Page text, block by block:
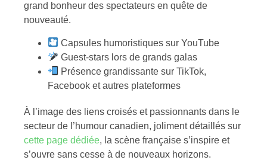
grand bonheur des spectateurs en quête de
nouveauté.
Capsules humoristiques sur YouTube
Guest-stars lors de grands galas
Présence grandissante sur TikTok,
Facebook et autres plateformes
À l’image des liens croisés et passionnants dans le
secteur de l’humour canadien, joliment détaillés sur
cette page dédiée, la scène française s’inspire et
s’ouvre sans cesse à de nouveaux horizons.